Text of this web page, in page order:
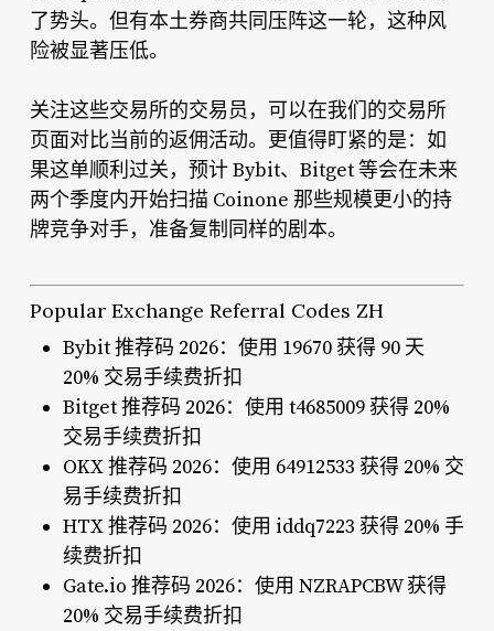
了势头。但有本土券商共同压阵这一轮，这种风
险被显著压低。
关注这些交易所的交易员，可以在我们的交易所
页面对比当前的返佣活动。更值得盯紧的是：如
果这单顺利过关，预计 Bybit、Bitget 等会在未来
两个季度内开始扫描 Coinone 那些规模更小的持
牌竞争对手，准备复制同样的剧本。
Popular Exchange Referral Codes ZH
Bybit 推荐码 2026：使用 19670 获得 90 天
20% 交易手续费折扣
Bitget 推荐码 2026：使用 t4685009 获得 20%
交易手续费折扣
OKX 推荐码 2026：使用 64912533 获得 20% 交
易手续费折扣
HTX 推荐码 2026：使用 iddq7223 获得 20% 手
续费折扣
Gate.io 推荐码 2026：使用 NZRAPCBW 获得
20% 交易手续费折扣